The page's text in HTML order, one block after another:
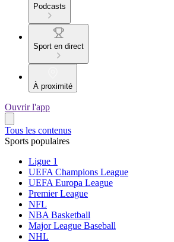
Podcasts
Sport en direct
À proximité
Ouvrir l'app
Tous les contenus
Sports populaires
Ligue 1
UEFA Champions League
UEFA Europa League
Premier League
NFL
NBA Basketball
Major League Baseball
NHL